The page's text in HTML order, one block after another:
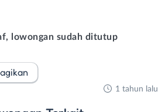
lowongan sudah ditutup
1 tahun lalu